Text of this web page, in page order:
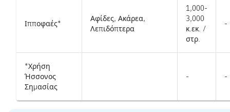
Ιπποφαές*
Αφίδες, Ακάρεα,
Λεπιδόπτερα
1,000-
3,000
κ.εκ. /
στρ.
-
*Χρήση
Ήσσονος
Σημασίας
- -